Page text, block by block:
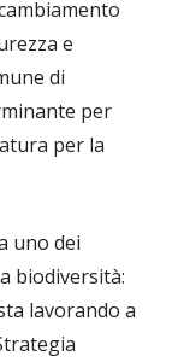
e
di
per
per la
uno dei
biodiversità:
lavorando a